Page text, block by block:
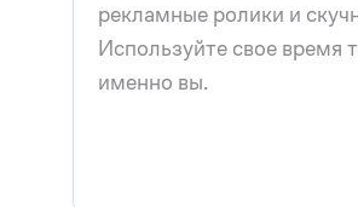
рекламные ролики и
Используйте свое время
именно вы.